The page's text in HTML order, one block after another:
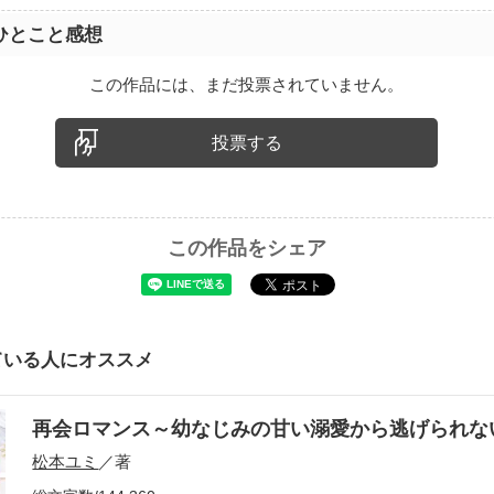
とこと感想
この作品には、まだ投票されていません。
投票する
この作品をシェア
る人にオススメ
再会ロマンス～幼なじみの甘い溺愛から逃げられな
松本ユミ ／著